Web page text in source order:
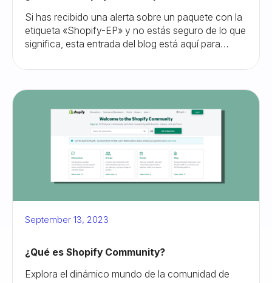
Si has recibido una alerta sobre un paquete con la
etiqueta «Shopify-EP» y no estás seguro de lo que
significa, esta entrada del blog está aquí para
September 13, 2023
¿Qué es Shopify Community?
Explora el dinámico mundo de la comunidad de